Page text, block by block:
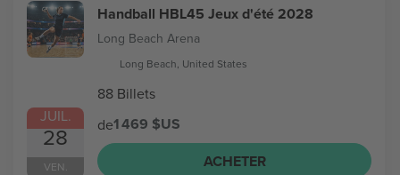
JUIL.
28
VEN.
Handball HBL45 Jeux d'été 2028
Long Beach Arena
Long Beach, United States
88 Billets
de1 469 $US
ACHETER